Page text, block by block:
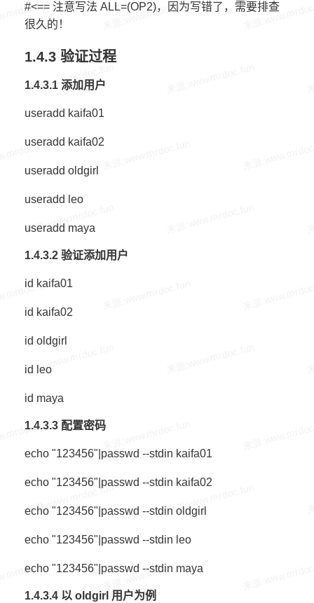
#<== 注意写法 ALL=(OP2)，因为写错了，需要排查
很久的！
1.4.3 验证过程
1.4.3.1 添加用户
useradd kaifa01
useradd kaifa02
useradd oldgirl
useradd leo
useradd maya
1.4.3.2 验证添加用户
id kaifa01
id kaifa02
id oldgirl
id leo
id maya
1.4.3.3 配置密码
echo "123456"|passwd --stdin kaifa01
echo "123456"|passwd --stdin kaifa02
echo "123456"|passwd --stdin oldgirl
echo "123456"|passwd --stdin leo
echo "123456"|passwd --stdin maya
1.4.3.4 以 oldgirl 用户为例